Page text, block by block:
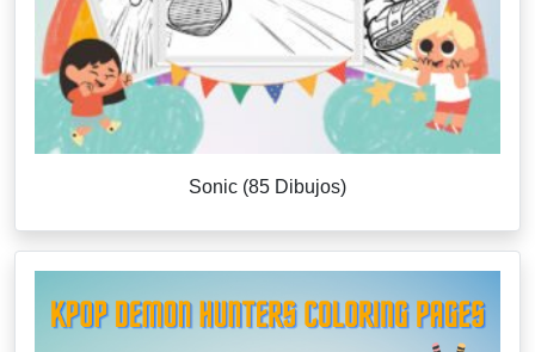
Sonic (85 Dibujos)